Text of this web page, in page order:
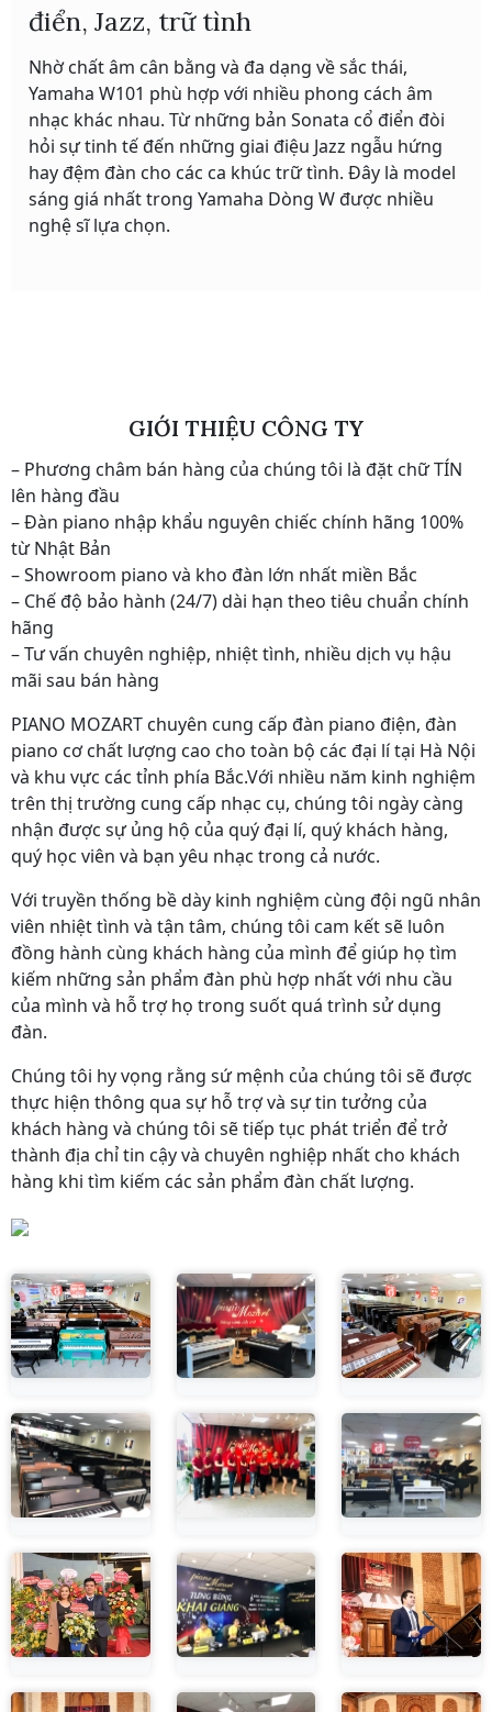
điển, Jazz, trữ tình
Nhờ chất âm cân bằng và đa dạng về sắc thái,
Yamaha W101 phù hợp với nhiều phong cách âm
nhạc khác nhau. Từ những bản Sonata cổ điển đòi
hỏi sự tinh tế đến những giai điệu Jazz ngẫu hứng
hay đệm đàn cho các ca khúc trữ tình. Đây là model
sáng giá nhất trong Yamaha Dòng W được nhiều
nghệ sĩ lựa chọn.
GIỚI THIỆU CÔNG TY
– Phương châm bán hàng của chúng tôi là đặt chữ TÍN
lên hàng đầu
– Đàn piano nhập khẩu nguyên chiếc chính hãng 100%
từ Nhật Bản
– Showroom piano và kho đàn lớn nhất miền Bắc
– Chế độ bảo hành (24/7) dài hạn theo tiêu chuẩn chính
hãng
– Tư vấn chuyên nghiệp, nhiệt tình, nhiều dịch vụ hậu
mãi sau bán hàng
PIANO MOZART chuyên cung cấp đàn piano điện, đàn
piano cơ chất lượng cao cho toàn bộ các đại lí tại Hà Nội
và khu vực các tỉnh phía Bắc.Với nhiều năm kinh nghiệm
trên thị trường cung cấp nhạc cụ, chúng tôi ngày càng
nhận được sự ủng hộ của quý đại lí, quý khách hàng,
quý học viên và bạn yêu nhạc trong cả nước.
Với truyền thống bề dày kinh nghiệm cùng đội ngũ nhân
viên nhiệt tình và tận tâm, chúng tôi cam kết sẽ luôn
đồng hành cùng khách hàng của mình để giúp họ tìm
kiếm những sản phẩm đàn phù hợp nhất với nhu cầu
của mình và hỗ trợ họ trong suốt quá trình sử dụng
đàn.
Chúng tôi hy vọng rằng sứ mệnh của chúng tôi sẽ được
thực hiện thông qua sự hỗ trợ và sự tin tưởng của
khách hàng và chúng tôi sẽ tiếp tục phát triển để trở
thành địa chỉ tin cậy và chuyên nghiệp nhất cho khách
hàng khi tìm kiếm các sản phẩm đàn chất lượng.